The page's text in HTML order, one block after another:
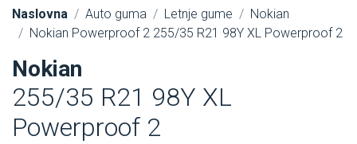
Naslovna Auto guma Letnje gume
Nokian
Nokian Powerproof 2 255/35 R21 98Y XL Powerproof 2
Nokian
255/35 R21 98Y XL
Powerproof 2